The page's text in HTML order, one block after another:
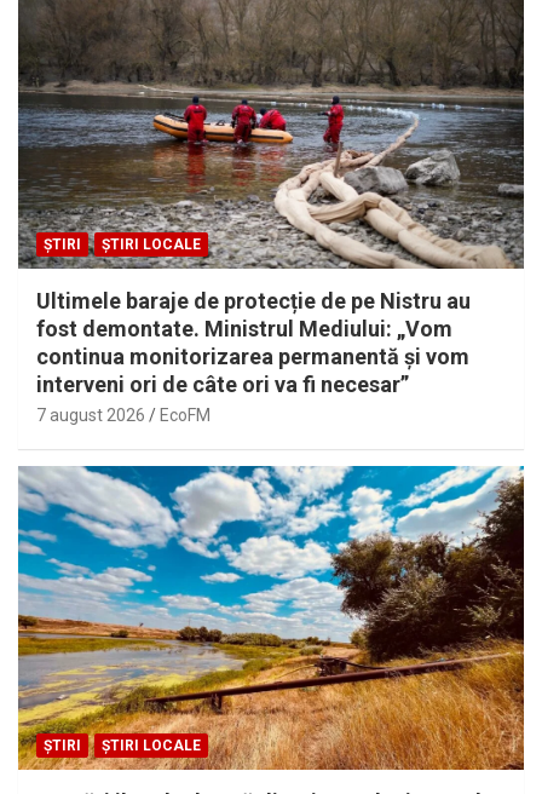
ȘTIRI ȘTIRI LOCALE
Ultimele baraje de protecție de pe Nistru au
fost demontate. Ministrul Mediului: „Vom
continua monitorizarea permanentă și vom
interveni ori de câte ori va fi necesar”
7 august 2026 EcoFM
ȘTIRI ȘTIRI LOCALE